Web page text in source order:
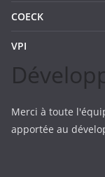
COECK
VPI
Merci à toute
apportée au